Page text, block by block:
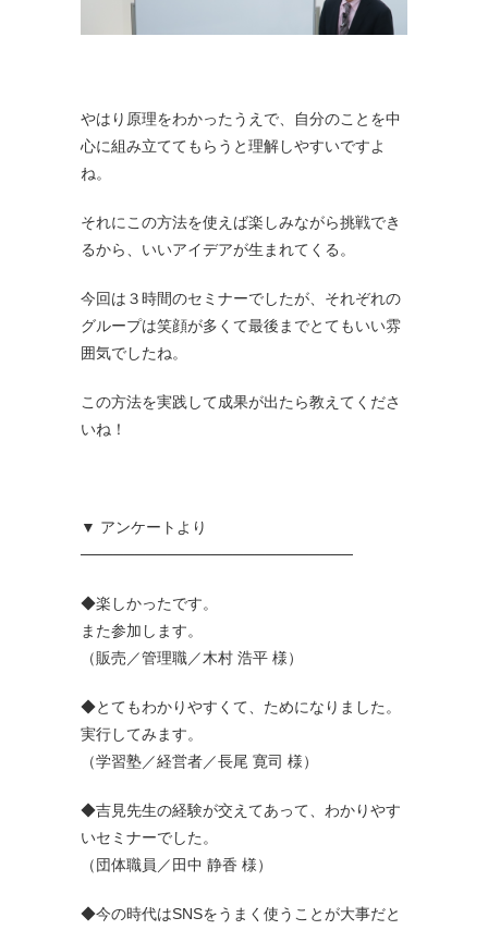
やはり原理をわかったうえで、自分のことを中
心に組み立ててもらうと理解しやすいですよ
ね。
それにこの方法を使えば楽しみながら挑戦でき
るから、いいアイデアが生まれてくる。
今回は３時間のセミナーでしたが、それぞれの
グループは笑顔が多くて最後までとてもいい雰
囲気でしたね。
この方法を実践して成果が出たら教えてくださ
いね！
▼ アンケートより
─────────────────────────
◆楽しかったです。
また参加します。
（販売／管理職／木村 浩平 様）
◆とてもわかりやすくて、ためになりました。
実行してみます。
（学習塾／経営者／長尾 寛司 様）
◆吉見先生の経験が交えてあって、わかりやす
いセミナーでした。
（団体職員／田中 静香 様）
◆今の時代はSNSをうまく使うことが大事だと